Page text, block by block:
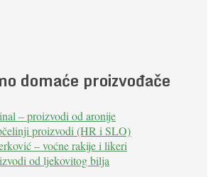
domaće proizvođače
– proizvodi od aronije
proizvodi (HR i SLO)
– voćne rakije i likeri
od ljekovitog bilja